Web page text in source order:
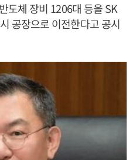
도체 장비 1206대 등을 SK
공장으로 이전한다고 공시